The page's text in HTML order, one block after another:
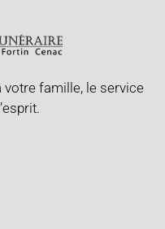
famille, le service